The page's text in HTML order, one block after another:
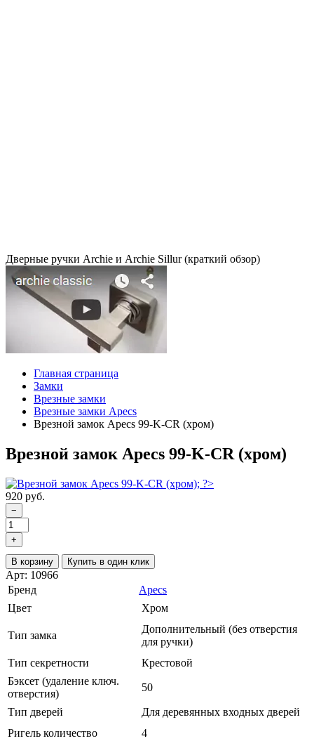
Дверные ручки Archie и Archie Sillur (краткий обзор)
Главная страница
Замки
Врезные замки
Врезные замки Apecs
Врезной замок Apecs 99-K-CR (хром)
Врезной замок Apecs 99-K-CR (хром)
920 руб.
−
+
В корзину Купить в один клик
Арт: 10966
Бренд
Apecs
Цвет
Хром
Тип замка
Дополнительный (без отверстия
для ручки)
Тип секретности
Крестовой
Бэксет (удаление ключ.
отверстия)
50
Тип дверей
Для деревянных входных дверей
Ригель количество
4